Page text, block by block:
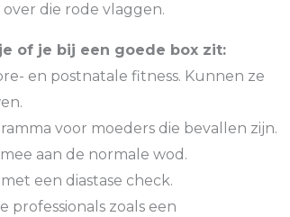
over die rode vlaggen.
of je bij een goede box zit:
en postnatale fitness. Kunnen ze
voor moeders die bevallen zijn.
aan de normale wod.
een diastase check.
professionals zoals een